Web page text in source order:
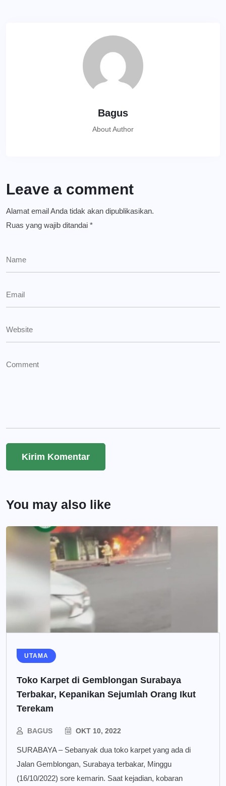
Bagus
About Author
Leave a comment
Alamat email Anda tidak akan dipublikasikan.
Ruas yang wajib ditandai *
You may also like
UTAMA
Toko Karpet di Gemblongan Surabaya
Terbakar, Kepanikan Sejumlah Orang Ikut
Terekam
BAGUS OKT 10, 2022
SURABAYA – Sebanyak dua toko karpet yang ada di
Jalan Gemblongan, Surabaya terbakar, Minggu
(16/10/2022) sore kemarin. Saat kejadian, kobaran